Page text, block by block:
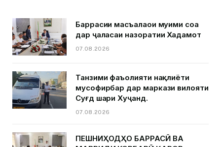
Баррасии масъалаҳои муҳими соҳа
дар ҷаласаи назоратии Хадамот
07.08.2026
Танзими фаъолияти нақлиёти
мусофирбар дар маркази вилояти
Суғд шаҳри Хуҷанд.
07.08.2026
ПЕШНИҲОДҲО БАРРАСӢ ВА